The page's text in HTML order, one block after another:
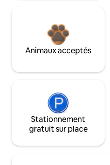
Animaux acceptés
Stationnement
gratuit sur place